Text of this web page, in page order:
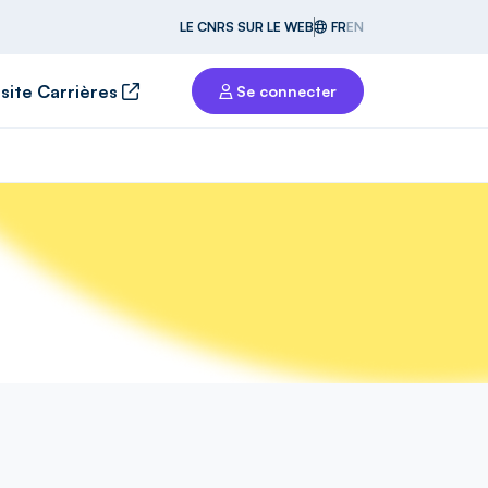
LE CNRS SUR LE WEB FREN
Carrières Se connecter